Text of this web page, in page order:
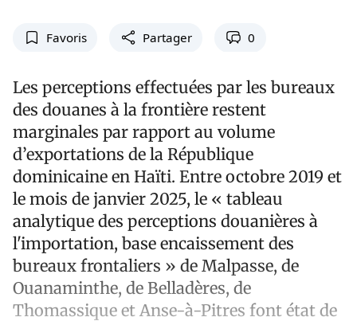
Favoris Partager 0
Les perceptions effectuées par les bureaux
des douanes à la frontière restent
marginales par rapport au volume
d’exportations de la République
dominicaine en Haïti. Entre octobre 2019 et
le mois de janvier 2025, le « tableau
analytique des perceptions douanières à
l'importation, base encaissement des
bureaux frontaliers » de Malpasse, de
Ouanaminthe, de Belladères, de
Thomassique et Anse-à-Pitres font état de